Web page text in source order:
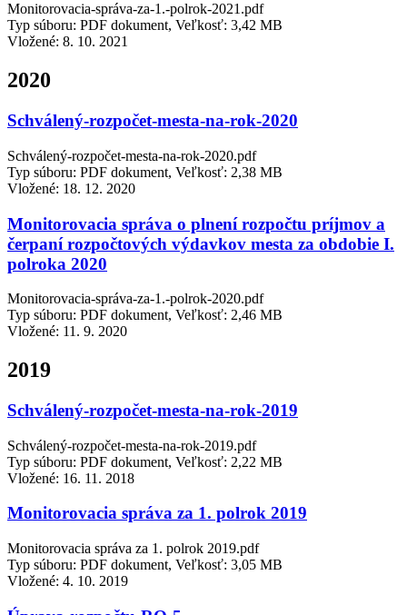
Monitorovacia-správa-za-1.-polrok-2021.pdf
Typ súboru: PDF dokument, Veľkosť: 3,42 MB
Vložené: 8. 10. 2021
2020
Schválený-rozpočet-mesta-na-rok-2020
Schválený-rozpočet-mesta-na-rok-2020.pdf
Typ súboru: PDF dokument, Veľkosť: 2,38 MB
Vložené: 18. 12. 2020
Monitorovacia správa o plnení rozpočtu príjmov a
čerpaní rozpočtových výdavkov mesta za obdobie I.
polroka 2020
Monitorovacia-správa-za-1.-polrok-2020.pdf
Typ súboru: PDF dokument, Veľkosť: 2,46 MB
Vložené: 11. 9. 2020
2019
Schválený-rozpočet-mesta-na-rok-2019
Schválený-rozpočet-mesta-na-rok-2019.pdf
Typ súboru: PDF dokument, Veľkosť: 2,22 MB
Vložené: 16. 11. 2018
Monitorovacia správa za 1. polrok 2019
Monitorovacia správa za 1. polrok 2019.pdf
Typ súboru: PDF dokument, Veľkosť: 3,05 MB
Vložené: 4. 10. 2019